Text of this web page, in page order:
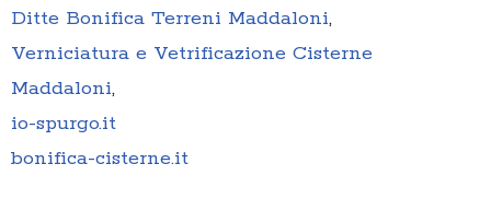
Ditte Bonifica Terreni Maddaloni,
Verniciatura e Vetrificazione Cisterne
Maddaloni,
io-spurgo.it
bonifica-cisterne.it